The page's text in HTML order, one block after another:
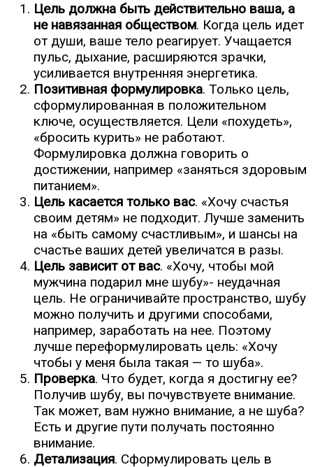
Цель должна быть действительно ваша, а
не навязанная обществом. Когда цель идет
от души, ваше тело реагирует. Учащается
пульс, дыхание, расширяются зрачки,
усиливается внутренняя энергетика.
Позитивная формулировка. Только цель,
сформулированная в положительном
ключе, осуществляется. Цели «похудеть»,
«бросить курить» не работают.
Формулировка должна говорить о
достижении, например «заняться здоровым
питанием».
Цель касается только вас. «Хочу счастья
своим детям» не подходит. Лучше заменить
на «быть самому счастливым», и шансы на
счастье ваших детей увеличатся в разы.
Цель зависит от вас. «Хочу, чтобы мой
мужчина подарил мне шубу»- неудачная
цель. Не ограничивайте пространство, шубу
можно получить и другими способами,
например, заработать на нее. Поэтому
лучше переформулировать цель: «Хочу
чтобы у меня была такая — то шуба».
Проверка. Что будет, когда я достигну ее?
Получив шубу, вы почувствуете внимание.
Так может, вам нужно внимание, а не шуба?
Есть и другие пути получать постоянно
внимание.
Детализация. Сформулировать цель в